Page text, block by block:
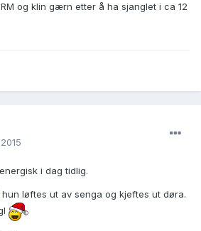
og klin gærn etter å ha sjanglet i ca 12
i dag tidlig.
løftes ut av senga og kjeftes ut døra.